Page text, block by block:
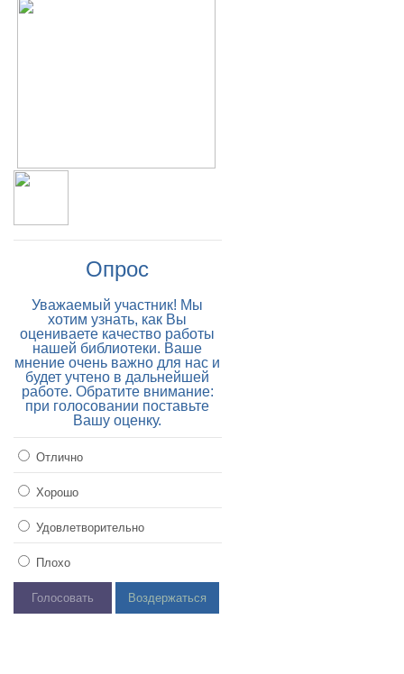
Опрос
Уважаемый участник! Мы
хотим узнать, как Вы
оцениваете качество работы
нашей библиотеки. Ваше
мнение очень важно для нас и
будет учтено в дальнейшей
работе. Обратите внимание:
при голосовании поставьте
Вашу оценку.
Отлично
Хорошо
Удовлетворительно
Плохо
Голосовать Воздержаться